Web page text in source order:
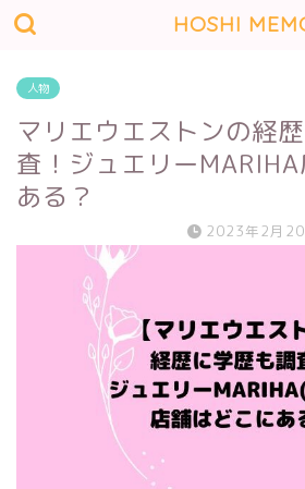
HOSHI
人物
マリエウエストンの経
査！ジュエリー
ある？
2023年2月20